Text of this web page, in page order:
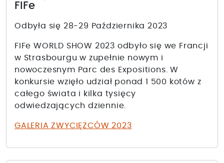
FIFe
Odbyła się 28-29 Października 2023
FIFe WORLD SHOW 2023 odbyło się we Francji
w Strasbourgu w zupełnie nowym i
nowoczesnym Parc des Expositions. W
konkursie wzięło udział ponad 1 500 kotów z
całego świata i kilka tysięcy
odwiedzających dziennie.
GALERIA ZWYCIĘZCÓW 2023